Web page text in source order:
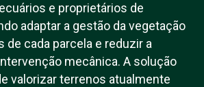
e proprietários de
adaptar a gestão da vegetação
de cada parcela e reduzir a
mecânica. A solução
valorizar terrenos atualmente